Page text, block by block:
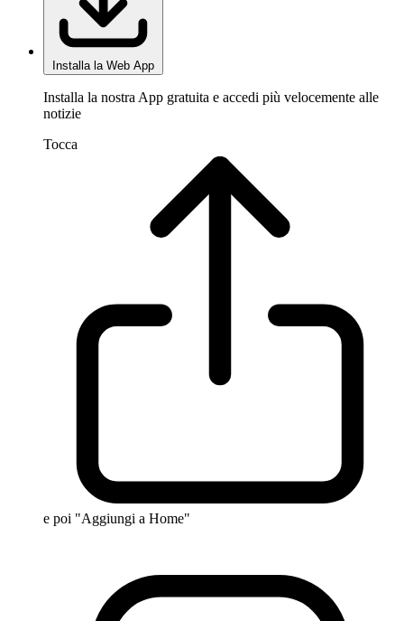
Installa la Web App
Installa la nostra App gratuita e accedi più velocemente alle
notizie
Tocca
e poi "Aggiungi a Home"